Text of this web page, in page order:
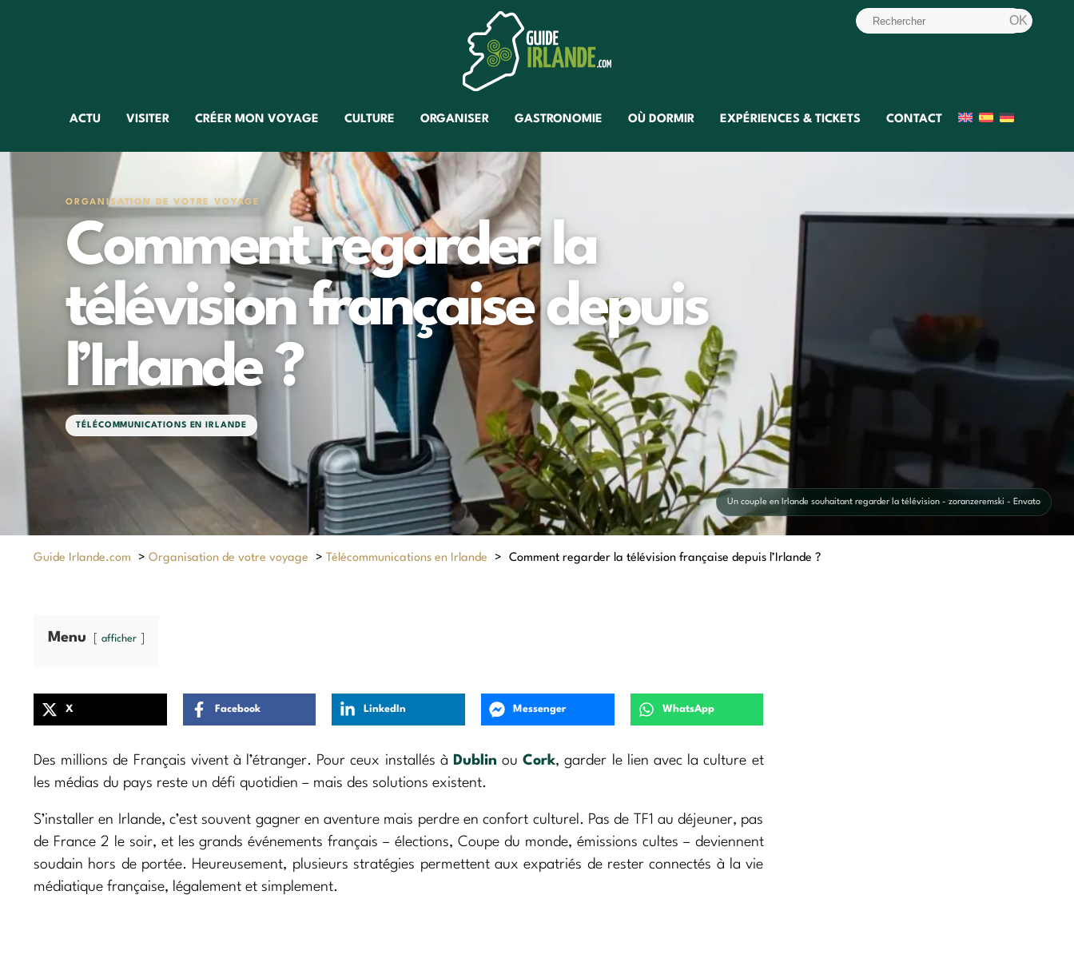
ACTU VISITER CRÉER MON VOYAGE CULTURE ORGANISER GASTRONOMIE OÙ DORMIR EXPÉRIENCES & TICKETS CONTACT
ORGANISATION DE VOTRE VOYAGE
Comment regarder la
télévision française depuis
l’Irlande ?
TÉLÉCOMMUNICATIONS EN IRLANDE
Un couple en Irlande souhaitant regarder la télévision - zoranzeremski - Envato
Guide Irlande.com > Organisation de votre voyage > Télécommunications en Irlande > Comment regarder la télévision française depuis l’Irlande ?
Menu afficher
X Facebook LinkedIn Messenger WhatsApp
Des millions de Français vivent à l’étranger. Pour ceux installés à Dublin ouCork, garder le lien avec la culture et
les médias du pays reste un défi quotidien – mais des solutions existent.
S’installer en Irlande, c’est souvent gagner en aventure mais perdre en confort culturel. Pas de TF1 au déjeuner, pas
de France 2 le soir, et les grands événements français – élections, Coupe du monde, émissions cultes – deviennent
soudain hors de portée. Heureusement, plusieurs stratégies permettent aux expatriés de rester connectés à la vie
médiatique française, légalement et simplement.